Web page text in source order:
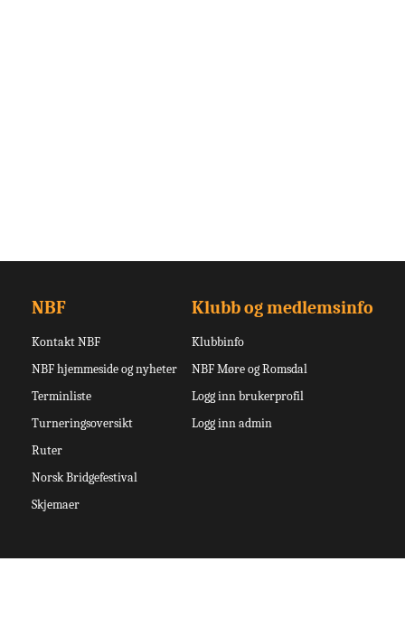
NBF
Kontakt NBF
NBF hjemmeside og nyheter
Terminliste
Turneringsoversikt
Ruter
Norsk Bridgefestival
Skjemaer
Klubb og medlemsinfo
Klubbinfo
NBF Møre og Romsdal
Logg inn brukerprofil
Logg inn admin